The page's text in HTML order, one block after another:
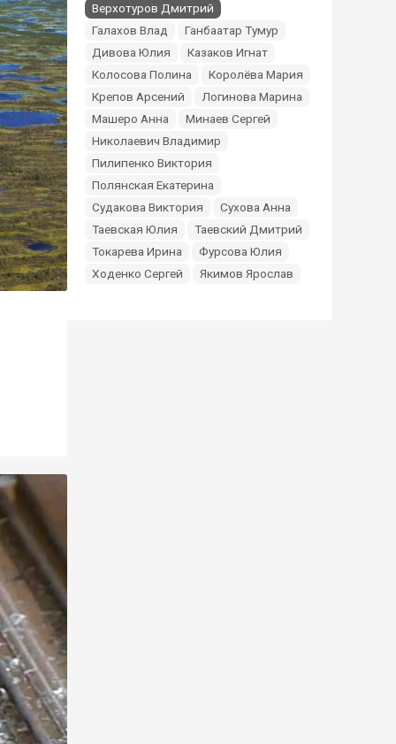
Верхотуров Дмитрий
Галахов Влад
Ганбаатар Тумур
Дивова Юлия
Казаков Игнат
Колосова Полина
Королёва Мария
Крепов Арсений
Логинова Марина
Машеро Анна
Минаев Сергей
Николаевич Владимир
Пилипенко Виктория
Полянская Екатерина
Судакова Виктория
Сухова Анна
Таевская Юлия
Таевский Дмитрий
Токарева Ирина
Фурсова Юлия
Ходенко Сергей
Якимов Ярослав